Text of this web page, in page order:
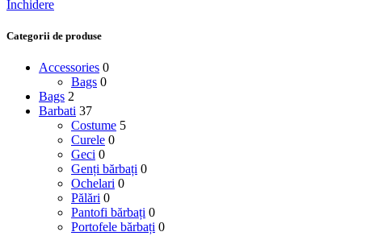
Închidere
Categorii de produse
Accessories 0
Bags 0
Bags 2
Barbati 37
Costume 5
Curele 0
Geci 0
Genți bărbați 0
Ochelari 0
Pălări 0
Pantofi bărbați 0
Portofele bărbați 0